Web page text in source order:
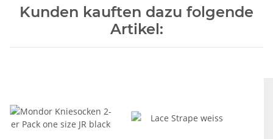
Kunden kauften dazu folgende
Artikel: